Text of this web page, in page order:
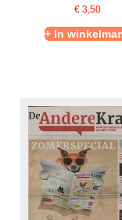
€ 3,50
+ In